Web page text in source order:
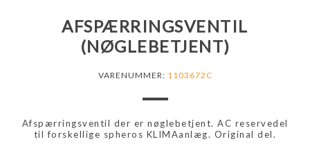
AFSPÆRRINGSVENTIL
(NØGLEBETJENT)
VARENUMMER: 1103672C
Afspærringsventil der er nøglebetjent. AC reservedel
til forskellige spheros KLIMAanlæg. Original del.